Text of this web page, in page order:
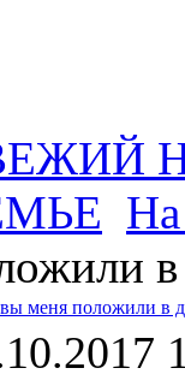
На
меня положили в